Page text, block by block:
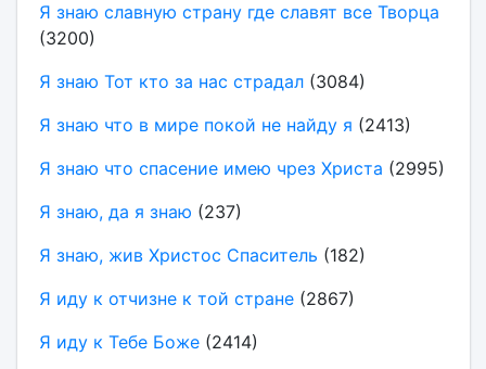
Я знаю славную страну где славят все Творца
(3200)
Я знаю Тот кто за нас страдал(3084)
Я знаю что в мире покой не найду я (2413)
Я знаю что спасение имею чрез Христа (2995)
Я знаю, да я знаю (237)
Я знаю, жив Христос Спаситель (182)
Я иду к отчизне к той стране(2867)
Я иду к Тебе Боже(2414)